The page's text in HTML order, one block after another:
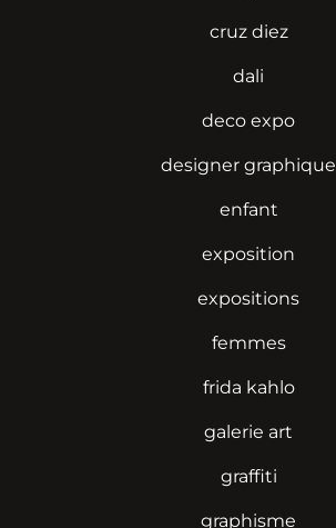
cruz diez
dali
deco expo
designer graphique
enfant
exposition
expositions
femmes
frida kahlo
galerie art
graffiti
graphisme